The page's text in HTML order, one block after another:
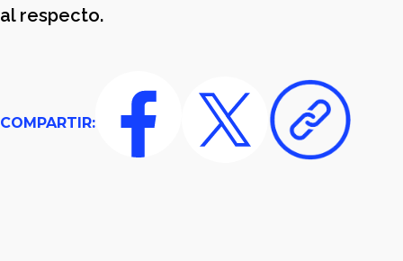
al respecto.
COMPARTIR: